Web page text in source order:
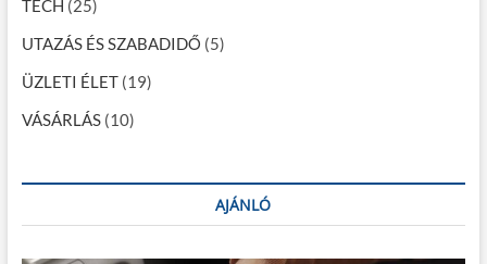
TECH (25)
UTAZÁS ÉS SZABADIDŐ (5)
ÜZLETI ÉLET(19)
VÁSÁRLÁS(10)
AJÁNLÓ